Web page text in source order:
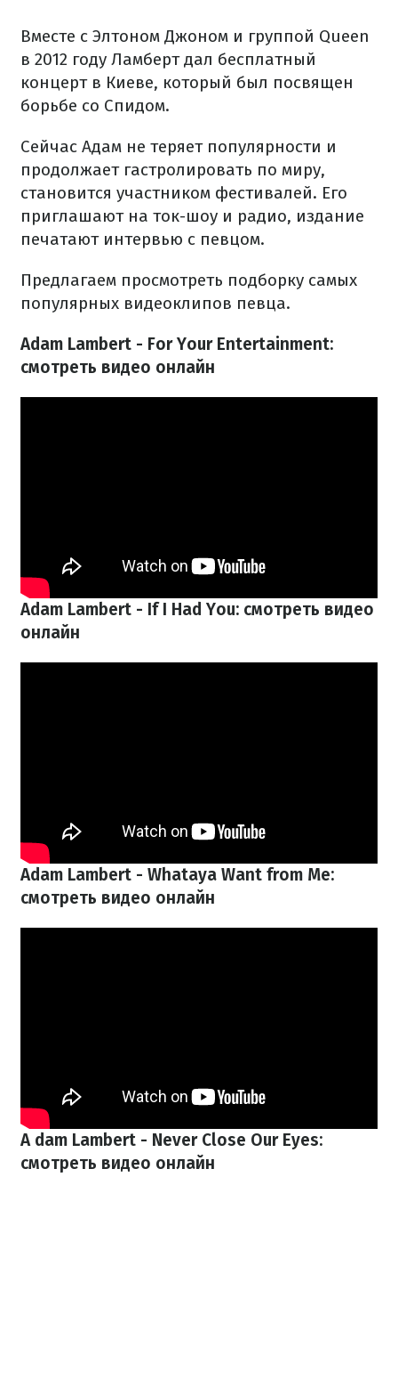
Вместе с Элтоном Джоном и группой Queen
в 2012 году Ламберт дал бесплатный
концерт в Киеве, который был посвящен
борьбе со Спидом.
Сейчас Адам не теряет популярности и
продолжает гастролировать по миру,
становится участником фестивалей. Его
приглашают на ток-шоу и радио, издание
печатают интервью с певцом.
Предлагаем просмотреть подборку самых
популярных видеоклипов певца.
Adam Lambert - For Your Entertainment:
смотреть видео онлайн
Adam Lambert - If I Had You: смотреть видео
онлайн
Adam Lambert - Whataya Want from Me:
смотреть видео онлайн
A dam Lambert - Never Close Our Eyes:
смотреть видео онлайн